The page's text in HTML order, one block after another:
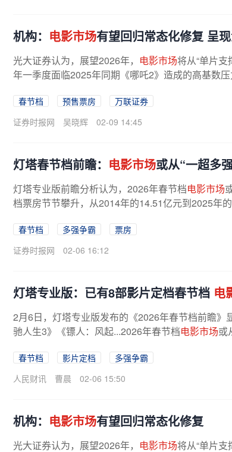
机构： 电影市场有望回归常态化修复 呈
光大证券认为，展望2026年， 电影市场将从“单片支
年一季度面临2025年同期《哪吒2》造成的高基数
春节档 预售票房
万联证券
证券时报网
吴晓辉 02-09 14:45
灯塔春节档前瞻： 电影市场或从“一超多
灯塔专业版前瞻分析认为，2026年春节档电影市场
档票房节节攀升，从2014年的14.51亿元到2025年
春节档 多强争霸
票房
证券时报网
02-06 16:12
灯塔专业版：已有8部影片定档春节档 电
2月6日，灯塔专业版发布的《2026年春节档前瞻
驰人生3》《镖人：风起...2026年春节档电影市场或
春节档 影片定档
多强争霸
人民财讯
曹晨 02-06 15:50
机构： 电影市场有望回归常态化修复
光大证券认为，展望2026年， 电影市场将从“单片支